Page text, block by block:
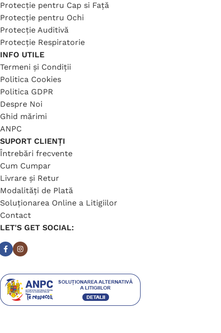
Protecție pentru Cap si Față
Protecție pentru Ochi
Protecție Auditivă
Protecție Respiratorie
INFO UTILE
Termeni și Condiții
Politica Cookies
Politica GDPR
Despre Noi
Ghid mărimi
ANPC
SUPORT CLIENȚI
Întrebări frecvente
Cum Cumpar
Livrare și Retur
Modalități de Plată
Soluționarea Online a Litigiilor
Contact
LET'S GET SOCIAL: